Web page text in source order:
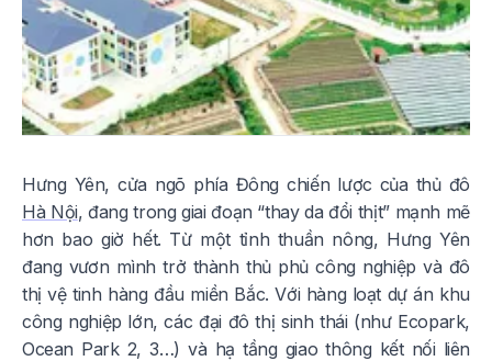
Hưng Yên, cửa ngõ phía Đông chiến lược của thủ đô
Hà Nội, đang trong giai đoạn “thay da đổi thịt” mạnh mẽ
hơn bao giờ hết. Từ một tỉnh thuần nông, Hưng Yên
đang vươn mình trở thành thủ phủ công nghiệp và đô
thị vệ tinh hàng đầu miền Bắc. Với hàng loạt dự án khu
công nghiệp lớn, các đại đô thị sinh thái (như Ecopark,
Ocean Park 2, 3…) và hạ tầng giao thông kết nối liên